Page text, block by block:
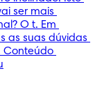
ser mais
O t. Em
as suas dúvidas
Conteúdo